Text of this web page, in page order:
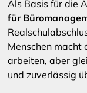
Als Basis für die
für
Menschen macht
arbeiten, aber
und zuverlässig